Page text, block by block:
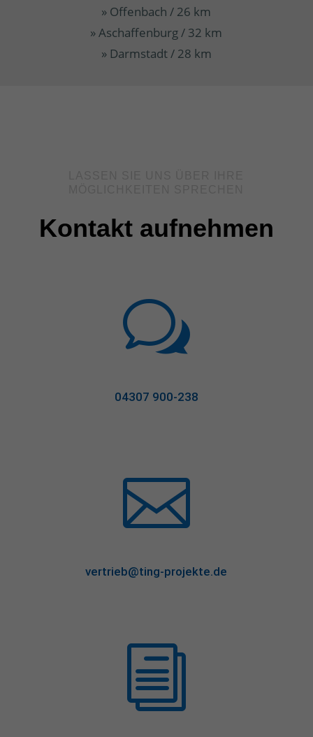
» Offenbach / 26 km
» Aschaffenburg / 32 km
» Darmstadt / 28 km
Kontakt aufnehmen
w
04307 900-238

vertrieb@ting-projekte.de
i